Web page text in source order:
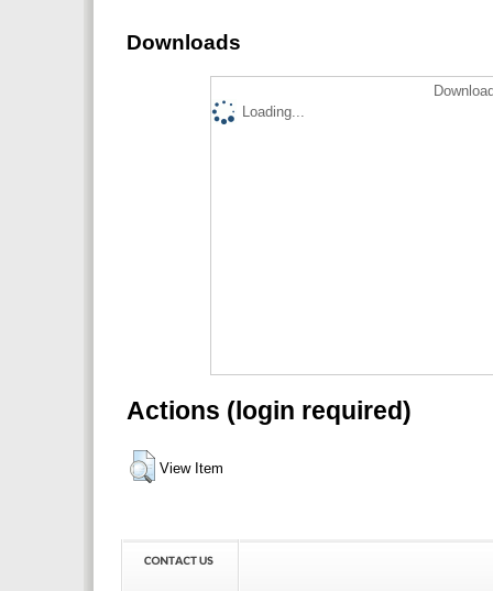
Downloads
Loading...
Actions (login required)
View Item